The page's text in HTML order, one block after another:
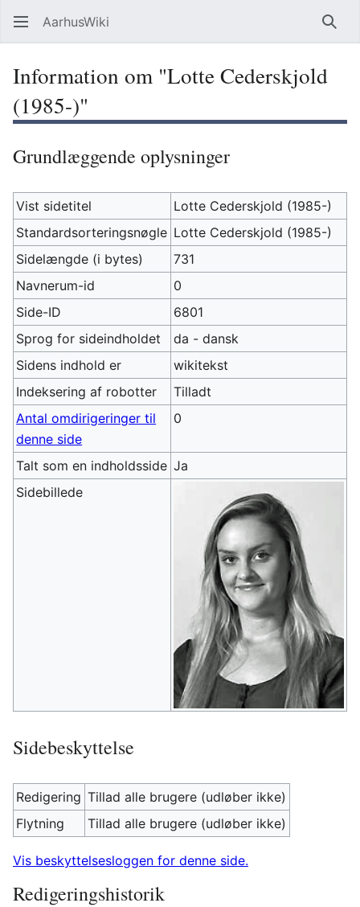
AarhusWiki Søg
Information om "Lotte Cederskjold
(1985-)"
Grundlæggende oplysninger
Vist sidetitel
Lotte Cederskjold (1985-)
Standardsorteringsnøgle Lotte Cederskjold (1985-)
Sidelængde (i bytes)
731
Navnerum-id
0
Side-ID
6801
Sprog for sideindholdet
da - dansk
Sidens indhold er
wikitekst
Indeksering af robotter
Tilladt
Antal omdirigeringer til
denne side
0
Talt som en indholdsside Ja
Sidebillede
Sidebeskyttelse
Redigering Tillad alle brugere (udløber ikke)
Flytning
Tillad alle brugere (udløber ikke)
Vis beskyttelsesloggen for denne side.
Redigeringshistorik